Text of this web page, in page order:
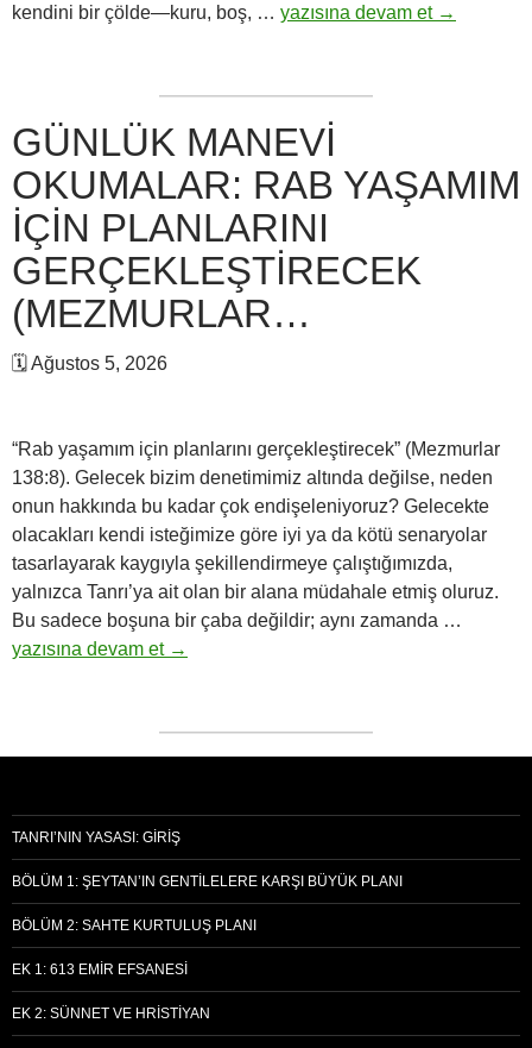
kendini bir çölde—kuru, boş, … Günlük
Rab
seni
sürekli
yönlendirecek,
canını
doyuracak…
yazısına devam et →
GÜNLÜK MANEVI
OKUMALAR: RAB YAŞAMIM
IÇIN PLANLARINI
GERÇEKLEŞTIRECEK
(MEZMURLAR…
🗓 Ağustos 5, 2026
“Rab yaşamım için planlarını gerçekleştirecek” (Mezmurlar
138:8). Gelecek bizim denetimimiz altında değilse, neden
onun hakkında bu kadar çok endişeleniyoruz? Gelecekte
olacakları kendi isteğimize göre iyi ya da kötü senaryolar
tasarlayarak kaygıyla şekillendirmeye çalıştığımızda,
yalnızca Tanrı’ya ait olan bir alana müdahale etmiş oluruz.
Bu sadece boşuna bir çaba değildir; aynı zamanda …
için
yazısına devam et →
TANRI’NIN YASASI: GIRIŞ
BÖLÜM 1: ŞEYTAN’IN GENTILELERE KARŞI BÜYÜK PLANI
BÖLÜM 2: SAHTE KURTULUŞ PLANI
EK 1: 613 EMIR EFSANESI
EK 2: SÜNNET VE HRISTIYAN